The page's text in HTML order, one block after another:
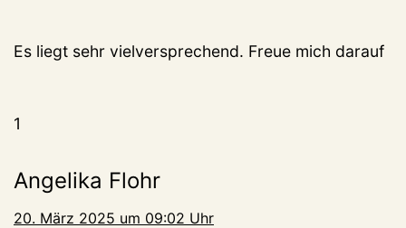
Es liegt sehr vielversprechend. Freue mich darauf
1
Angelika Flohr
20. März 2025 um 09:02 Uhr